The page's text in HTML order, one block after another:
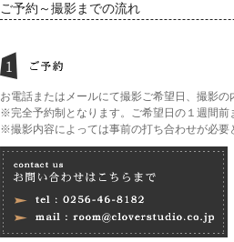
ご予約～撮影までの流れ
お電話またはメールにて撮影ご希望日、撮影の
※完全予約制となります。ご希望日の１週間前
※撮影内容によっては事前の打ち合わせが必要